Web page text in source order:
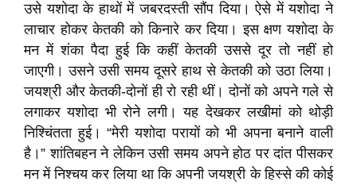
उसे यशोदा के हाथों में जबरदस्ती सौंप दिया। ऐसे में यशोदा ने
लाचार होकर केतकी को किनारे कर दिया। इस क्षण यशोदा के
मन में शंका पैदा हुई कि कहीं केतकी उससे दूर तो नहीं हो
जाएगी। उसने उसी समय दूसरे हाथ से केतकी को उठा लिया।
जयश्री और केतकी-दोनों ही रो रही थीं। दोनों को अपने गले से
लगाकर यशोदा भी रोने लगी। यह देखकर लखीमां को थोड़ी
निश्चिंतता हुई। “मेरी यशोदा परायों को भी अपना बनाने वाली
है।” शांतिबहन ने लेकिन उसी समय अपने होठ पर दांत पीसकर
मन में निश्चय कर लिया था कि अपनी जयश्री के हिस्से की कोई